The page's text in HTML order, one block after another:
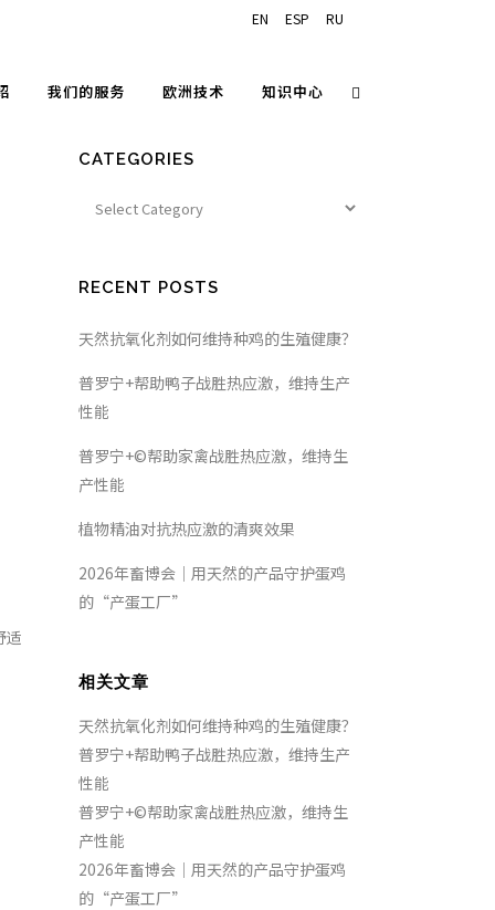
EN ESP RU
我们的服务 欧洲技术 知识中心
适
CATEGORIES
RECENT POSTS
天然抗氧化剂如何维持种鸡的生殖健康？
普罗宁+帮助鸭子战胜热应激，维持生产
性能
普罗宁+©帮助家禽战胜热应激，维持生
产性能
植物精油对抗热应激的清爽效果
2026年畜博会｜用天然的产品守护蛋鸡
的“产蛋工厂”
相关文章
天然抗氧化剂如何维持种鸡的生殖健康？
普罗宁+帮助鸭子战胜热应激，维持生产
性能
普罗宁+©帮助家禽战胜热应激，维持生
产性能
2026年畜博会｜用天然的产品守护蛋鸡
的“产蛋工厂”